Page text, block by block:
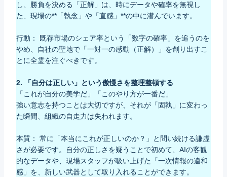
し、勝負を決める「正解」は、時にデータや確率を無視し
た、現場の**「執念」や「直感」**の中に潜んでいます。
行動： 既存市場のシェア率という「数字の確率」を追うのを
やめ、自社の聖地で「一対一の感動（正解）」を創り出すこ
とに全霊を注ぐべきです。
2. 「自分は正しい」という傲慢さを整理整頓する
「これが自分の美学だ」「このやり方が一番だ」
強い意志を持つことは大切ですが、それが「固執」に変わっ
た瞬間、組織の自走力は失われます。
本質： 常に「本当にこれが正しいのか？」と問い続ける謙虚
さが必要です。自分の正しさを疑うことで初めて、AIの客観
的なデータや、現場スタッフが吸い上げた「一次情報の違和
感」を、新しい武器として取り入れることができます。